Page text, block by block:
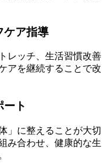
ア指導
レッチ、生活習慣改善
アを継続することで改
ト
」に整えることが大切
み合わせ、健康的な生